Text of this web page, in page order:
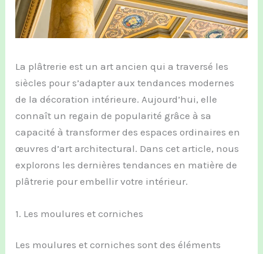
La plâtrerie est un art ancien qui a traversé les
siècles pour s’adapter aux tendances modernes
de la décoration intérieure. Aujourd’hui, elle
connaît un regain de popularité grâce à sa
capacité à transformer des espaces ordinaires en
œuvres d’art architectural. Dans cet article, nous
explorons les dernières tendances en matière de
plâtrerie pour embellir votre intérieur.
1. Les moulures et corniches
Les moulures et corniches sont des éléments